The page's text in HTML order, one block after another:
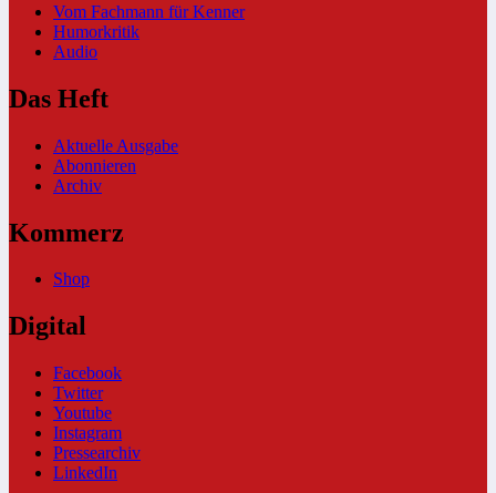
Vom Fachmann für Kenner
Humorkritik
Audio
Das Heft
Aktuelle Ausgabe
Abonnieren
Archiv
Kommerz
Shop
Digital
Facebook
Twitter
Youtube
Instagram
Pressearchiv
LinkedIn